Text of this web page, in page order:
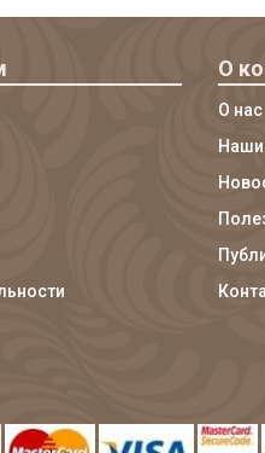
О
О нас